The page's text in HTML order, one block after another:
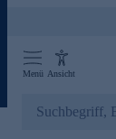
Menü Ansicht